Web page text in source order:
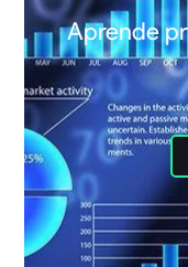
Aprende